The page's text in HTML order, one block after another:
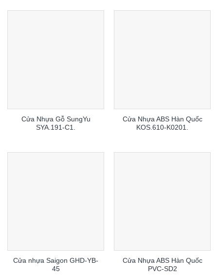
Cửa Nhựa Gỗ SungYu
SYA.191-C1.
Cửa Nhựa ABS Hàn Quốc
KOS.610-K0201.
Cửa nhựa Saigon GHD-YB-
45
Cửa Nhựa ABS Hàn Quốc
PVC-SD2